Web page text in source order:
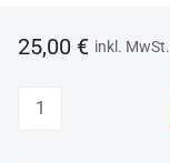
25,00 € inkl. MwSt.
Anzahl